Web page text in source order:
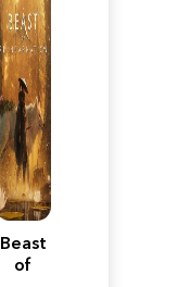
Beast
of